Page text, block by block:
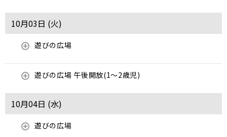
10月03日 (火)
遊びの広場
遊びの広場 午後開放(1～2歳児)
10月04日 (水)
遊びの広場